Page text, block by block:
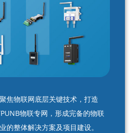
焦物联网底层关键技术，打造
物联专网，形成完备的物联
的整体解决方案及项目建设。